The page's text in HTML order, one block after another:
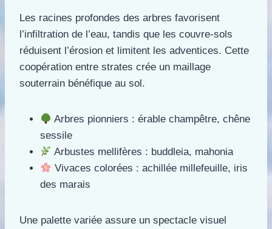
Les racines profondes des arbres favorisent
l’infiltration de l’eau, tandis que les couvre-sols
réduisent l’érosion et limitent les adventices. Cette
coopération entre strates crée un maillage
souterrain bénéfique au sol.
Arbres pionniers : érable champêtre, chêne
sessile
Arbustes mellifères : buddleia, mahonia
Vivaces colorées : achillée millefeuille, iris
des marais
Une palette variée assure un spectacle visuel